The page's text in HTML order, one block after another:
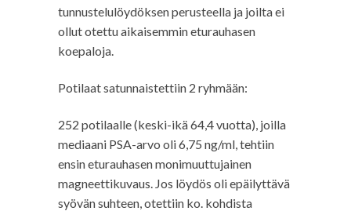
tunnustelulöydöksen perusteella ja joilta ei
ollut otettu aikaisemmin eturauhasen
koepaloja.
Potilaat satunnaistettiin 2 ryhmään:
252 potilaalle (keski-ikä 64,4 vuotta), joilla
mediaani PSA-arvo oli 6,75 ng/ml, tehtiin
ensin eturauhasen monimuuttujainen
magneettikuvaus. Jos löydös oli epäilyttävä
syövän suhteen, otettiin ko. kohdista